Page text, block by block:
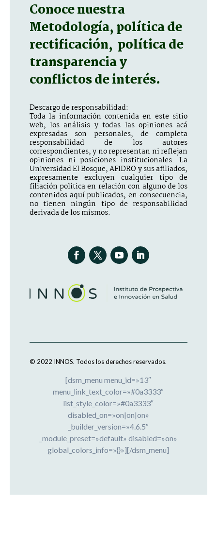
Conoce nuestra
Metodología, política de
rectificación, política de
transparencia y
conflictos de interés.
Descargo de responsabilidad:
Toda la información contenida en este sitio
web, los análisis y todas las opiniones acá
expresadas son personales, de completa
responsabilidad de los autores
correspondientes, y no representan ni reflejan
opiniones ni posiciones institucionales. La
Universidad El Bosque, AFIDRO y sus afiliados,
expresamente excluyen cualquier tipo de
filiación política en relación con alguno de los
contenidos aquí publicados, en consecuencia,
no tienen ningún tipo de responsabilidad
derivada de los mismos.
© 2022 INNOS. Todos los derechos reservados.
[dsm_menu menu_id=»13″
menu_link_text_color=»#0a3333″
list_style_color=»#0a3333″
disabled_on=»on|on|on»
_builder_version=»4.6.5″
_module_preset=»default» disabled=»on»
global_colors_info=»{}»][/dsm_menu]